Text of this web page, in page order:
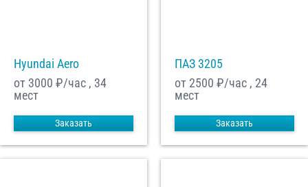
Hyundai Aero
от 3000 ₽/час , 34
мест
Заказать
ПАЗ 3205
от 2500 ₽/час , 24
мест
Заказать